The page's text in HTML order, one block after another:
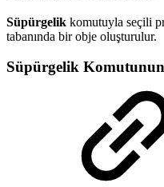
Süpürgelik komutuyla seçili
tabanında bir obje oluşturulur.
Süpürgelik